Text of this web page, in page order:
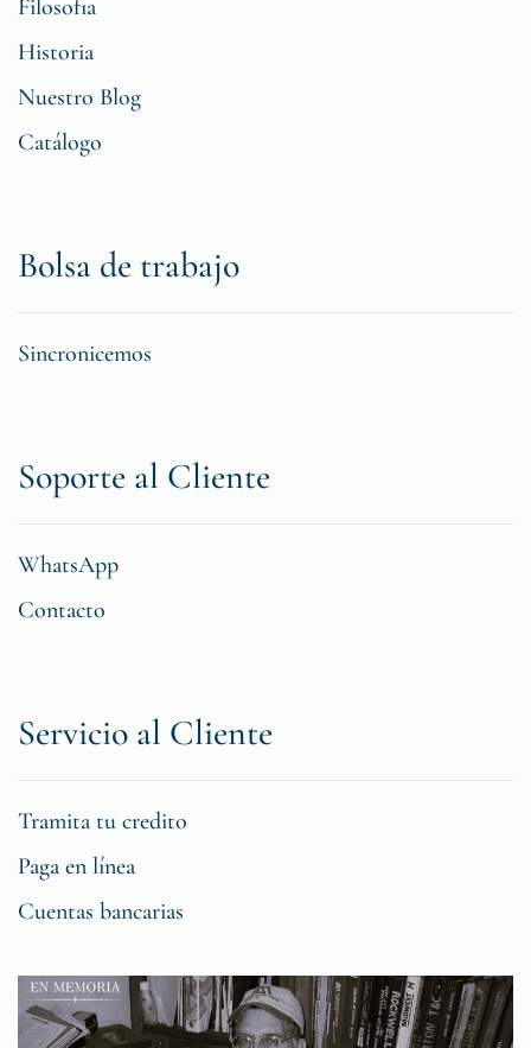
Filosofia
Historia
Nuestro Blog
Catálogo
Bolsa de trabajo
Sincronicemos
Soporte al Cliente
WhatsApp
Contacto
Servicio al Cliente
Tramita tu credito
Paga en línea
Cuentas bancarias